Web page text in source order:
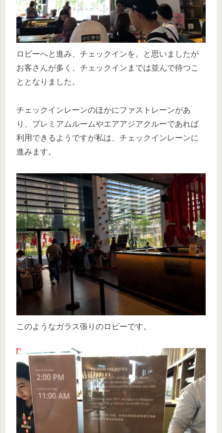
ロビーへと進み、チェックインを。と思いましたが
お客さんが多く、チェックインまでは並んで待つこ
ととなりました。
チェックインレーンのほかにファストレーンがあ
り、プレミアムルームやエアアジアクルーであれば
利用できるようですが私は、チェックインレーンに
進みます。
このようなガラス張りのロビーです。